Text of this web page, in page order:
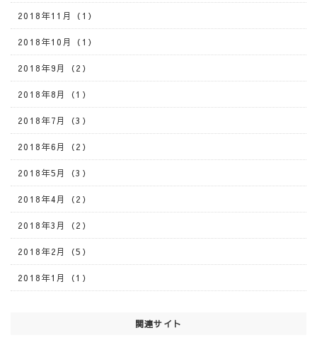
2018年11月（1）
2018年10月（1）
2018年9月（2）
2018年8月（1）
2018年7月（3）
2018年6月（2）
2018年5月（3）
2018年4月（2）
2018年3月（2）
2018年2月（5）
2018年1月（1）
関連サイト